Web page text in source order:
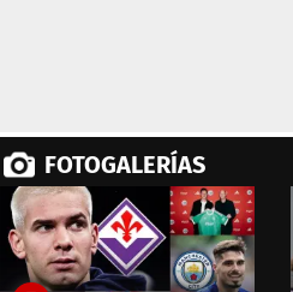
FOTOGALERÍAS